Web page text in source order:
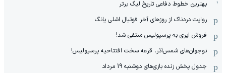
بهترین خطوط دفاعی تاریخ لیگ برتر
روایت دردناک از روزهای آخر فوتبال اشلی یانگ
فروش ایری به پرسپولیس منتفی شد!
نوجوان‌های شمس‌آذر، قرعه سخت افتتاحیه پرسپولیس!
جدول پخش زنده بازی‌های دوشنبه 19 مرداد